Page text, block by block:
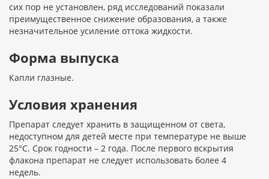
сих пор не установлен, ряд исследований показали
преимущественное снижение образования, а также
незначительное усиление оттока жидкости.
Форма выпуска
Капли глазные.
Условия хранения
Препарат следует хранить в защищенном от света,
недоступном для детей месте при температуре не выше
25°С. Срок годности – 2 года. После первого вскрытия
флакона препарат не следует использовать более 4
недель.